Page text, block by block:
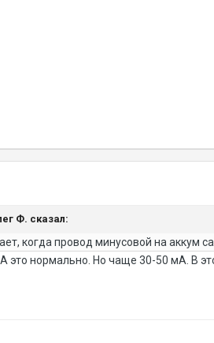
Ф. сказал:
когда провод минусовой на аккум
это нормально. Но чаще 30-50 мА. В